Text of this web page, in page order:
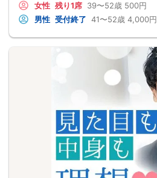
女性 残り1席 39〜52歳 500円
男性 受付終了 41〜52歳 4,000円